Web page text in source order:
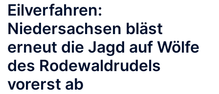
Eilverfahren:
Niedersachsen bläst
erneut die Jagd auf Wölfe
des Rodewaldrudels
vorerst ab